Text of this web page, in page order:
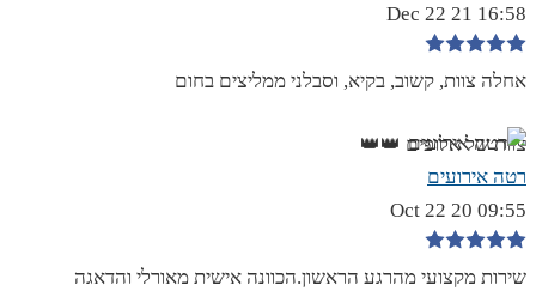
16:58 21 Dec 22
אחלה צוות, קשוב, בקיא, וסבלני ממליצים בחום
צוות של אלופים 👑👑
רטה אירועים
09:55 20 Oct 22
שירות מקצועי מהרגע הראשון.הכוונה אישית מאורלי והדאגה